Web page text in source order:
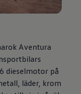
Aventura
dieselmotor på
läder, krom